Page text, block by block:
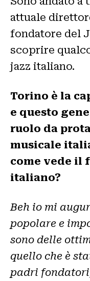
attuale
fondatore del
scoprire
jazz italiano.
Torino è la
e questo
ruolo da
musicale
come vede il
italiano?
Beh io mi
popolare e
sono delle
quello che è
padri